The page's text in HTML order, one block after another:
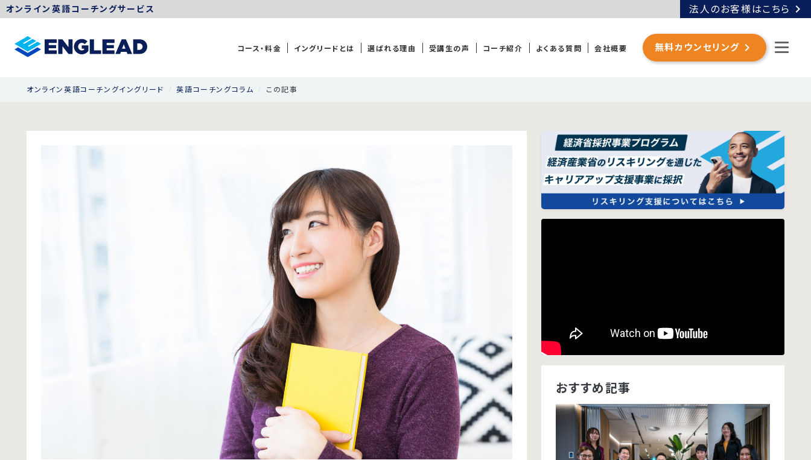
オンライン英語コーチングサービス 法人のお客様はこちら chevron_right
コース・料金 イングリードとは 選ばれる理由 受講生の声 コーチ紹介 よくある質問 会社概要 無料カウンセリング chevron_right
オンライン英語コーチングイングリード 英語コーチングコラム この記事
おすすめ記事